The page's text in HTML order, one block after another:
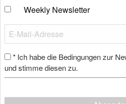
Weekly Newsletter
* Ich habe die Bedingungen zur
und stimme diesen zu.